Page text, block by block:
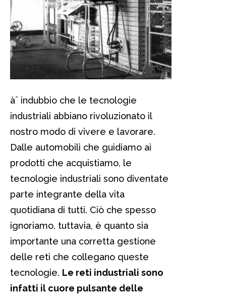
àˆ indubbio che le tecnologie
industriali abbiano rivoluzionato il
nostro modo di vivere e lavorare.
Dalle automobili che guidiamo ai
prodotti che acquistiamo, le
tecnologie industriali sono diventate
parte integrante della vita
quotidiana di tutti. Ciò che spesso
ignoriamo, tuttavia, è quanto sia
importante una corretta gestione
delle reti che collegano queste
tecnologie. Le reti industriali sono
infatti il cuore pulsante delle